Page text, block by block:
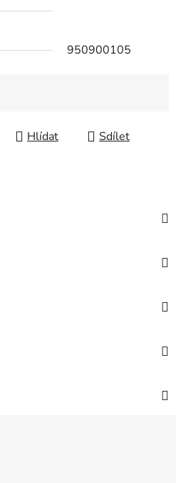
950900105
Hlídat Sdílet